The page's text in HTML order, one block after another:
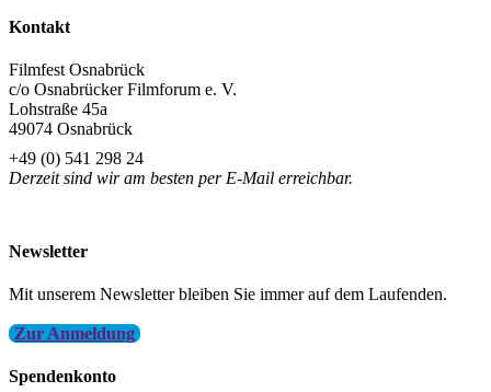
Kontakt
Filmfest Osnabrück
c/o Osnabrücker Filmforum e. V.
Lohstraße 45a
49074 Osnabrück
+49 (0) 541 298 24
Derzeit sind wir am besten per E-Mail erreichbar.
Newsletter
Mit unserem Newsletter bleiben Sie immer auf dem Laufenden.
Zur Anmeldung
Spendenkonto